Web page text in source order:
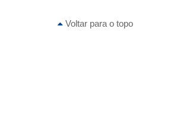
Voltar para o topo